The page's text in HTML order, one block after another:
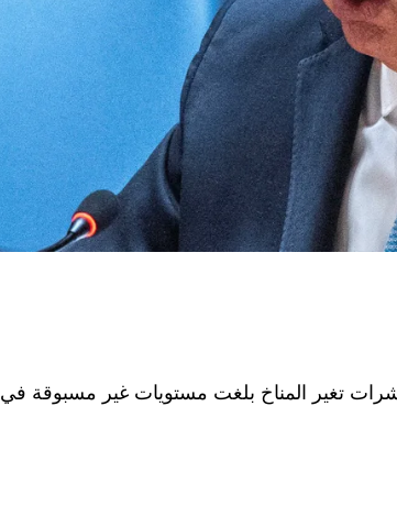
مستويات غير مسبوقة في 2023، مما يدفع الأرض إلى حافة الهاوية